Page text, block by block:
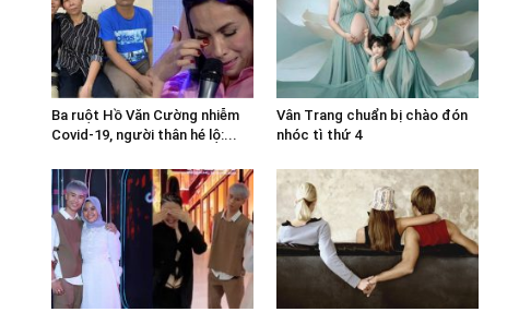
Ba ruột Hồ Văn Cường nhiễm
Covid-19, người thân hé lộ:...
Vân Trang chuẩn bị chào đón
nhóc tì thứ 4